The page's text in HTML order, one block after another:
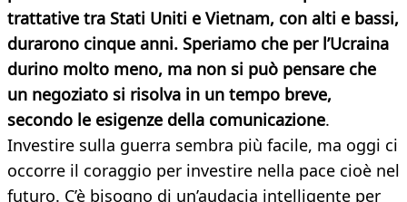
trattative tra Stati Uniti e Vietnam, con alti e bassi,
durarono cinque anni. Speriamo che per l’Ucraina
durino molto meno, ma non si può pensare che
un negoziato si risolva in un tempo breve,
secondo le esigenze della comunicazione.
Investire sulla guerra sembra più facile, ma oggi ci
occorre il coraggio per investire nella pace cioè nel
futuro. C’è bisogno di un’audacia intelligente per